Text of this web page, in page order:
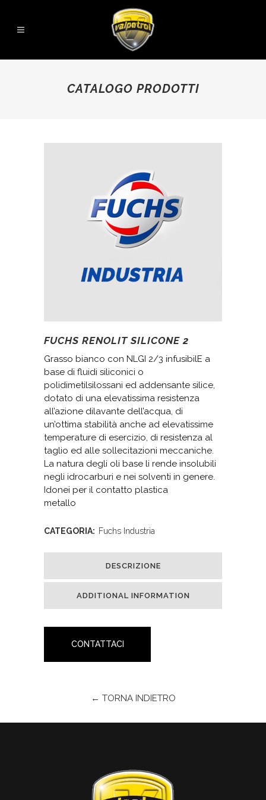
CATALOGO PRODOTTI
FUCHS RENOLIT SILICONE 2
Grasso bianco con NLGI 2/3 infusibilE a
base di fluidi siliconici o
polidimetilsilossani ed addensante silice,
dotato di una elevatissima resistenza
all’azione dilavante dell’acqua, di
un’ottima stabilità anche ad elevatissime
temperature di esercizio, di resistenza al
taglio ed alle sollecitazioni meccaniche.
La natura degli oli base li rende insolubili
negli idrocarburi e nei solventi in genere.
Idonei per il contatto plastica
metallo
CATEGORIA: Fuchs Industria
DESCRIZIONE
ADDITIONAL INFORMATION
CONTATTACI
← TORNA INDIETRO